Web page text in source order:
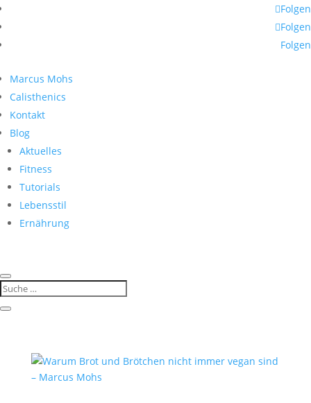
Folgen
Folgen
Folgen
Marcus Mohs
Calisthenics
Kontakt
Blog
Aktuelles
Fitness
Tutorials
Lebensstil
Ernährung